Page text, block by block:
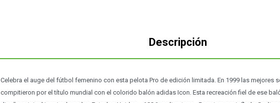
Descripción
Celebra el auge del fútbol femenino con esta pelota Pro de edición limitada. En 1999 las mejores
compitieron por el título mundial con el colorido balón adidas Icon. Esta recreación fiel de ese